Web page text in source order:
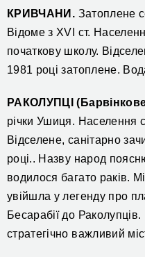
КРИВЧАНИ. Затоплене
Відоме з XVI ст.
початкову школу.
1981 році затоплене.
РАКОЛУПЦІ
річки Ушиця. Населення
Відселене, санітарно
році.. Назву народ
водилося багато раків.
увійшла у легенду про
Бесарабії до
стратегічно важливий